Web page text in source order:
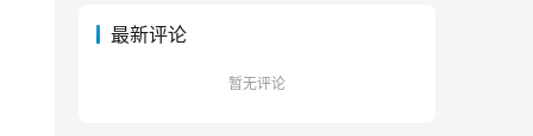
最新评论
暂无评论